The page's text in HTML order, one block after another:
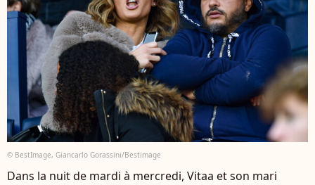
© BestImage, Giancarlo Gorassini/Bestimage
Dans la nuit de mardi à mercredi, Vitaa et son mari